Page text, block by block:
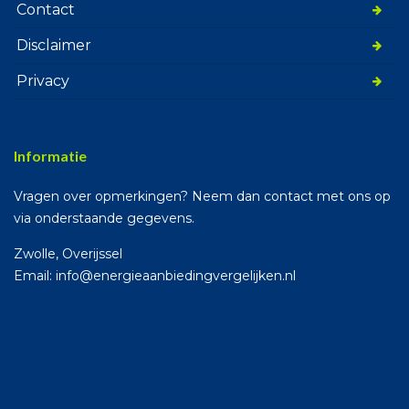
Contact
Disclaimer
Privacy
Informatie
Vragen over opmerkingen? Neem dan contact met ons op
via onderstaande gegevens.
Zwolle, Overijssel
Email: info@energieaanbiedingvergelijken.nl